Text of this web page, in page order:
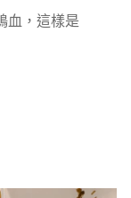
血，這樣是